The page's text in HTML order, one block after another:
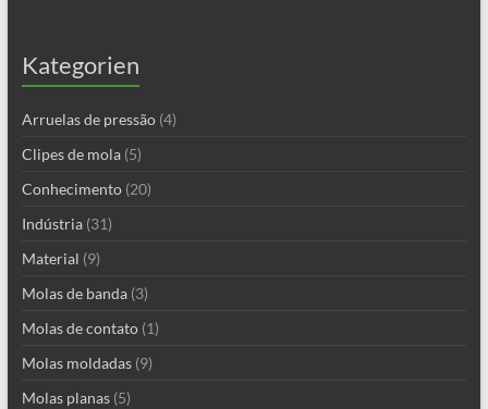
Kategorien
Arruelas de pressão(4)
Clipes de mola(5)
Conhecimento(20)
Indústria(31)
Material (9)
Molas de banda(3)
Molas de contato(1)
Molas moldadas(9)
Molas planas(5)